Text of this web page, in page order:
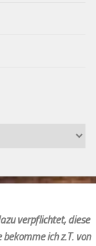
verpflichtet, diese
ich z.T. von